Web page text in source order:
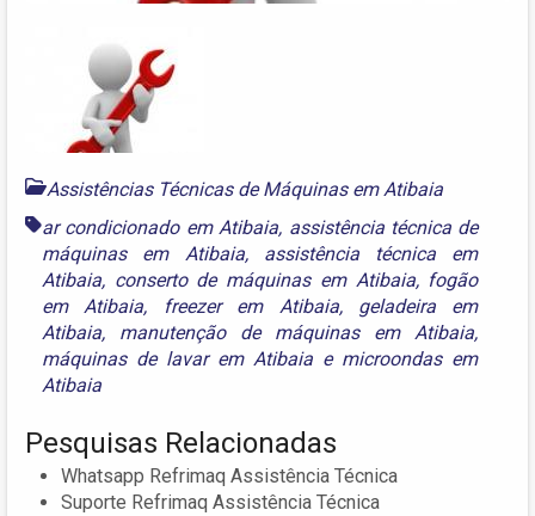
Assistências Técnicas de Máquinas em Atibaia
ar condicionado em Atibaia, assistência técnica de
máquinas em Atibaia, assistência técnica em
Atibaia, conserto de máquinas em Atibaia, fogão
em Atibaia, freezer em Atibaia, geladeira em
Atibaia, manutenção de máquinas em Atibaia,
máquinas de lavar em Atibaia e microondas em
Atibaia
Pesquisas Relacionadas
Whatsapp Refrimaq Assistência Técnica
Suporte Refrimaq Assistência Técnica